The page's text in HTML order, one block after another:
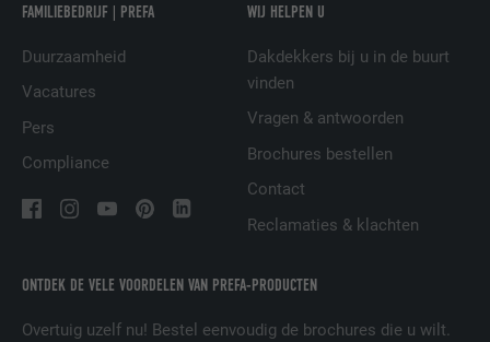
ONTDEK DE VELE VOORDELEN VAN PREFA-PRODUCTEN
Overtuig uzelf nu! Bestel eenvoudig de brochures die u wilt.
FAMILIEBEDRIJF | PREFA
Duurzaamheid
Vacatures
Pers
Compliance
WIJ HELPEN U
Dakdekkers bij u in de buurt
vinden
Vragen & antwoorden
Brochures bestellen
Contact
Reclamaties & klachten
VERVALTIJD
Wordt gebruikt om bezoekers op meerdere
websites te volgen, om op basis van de
voorkeuren van de bezoeker relevante
NAAM lidc